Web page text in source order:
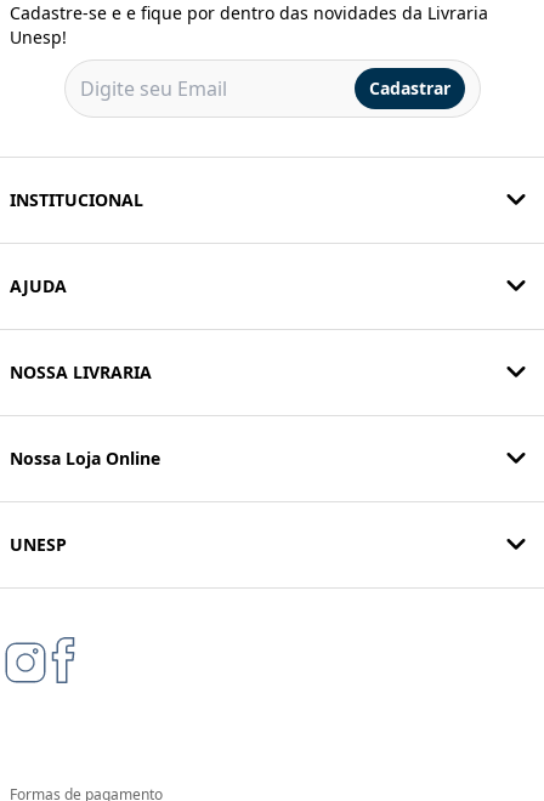
Cadastre-se e e fique por dentro das novidades da Livraria
Unesp!
Cadastrar
INSTITUCIONAL
AJUDA
NOSSA LIVRARIA
Nossa Loja Online
UNESP
Formas de pagamento